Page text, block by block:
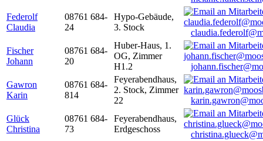
Federolf
Claudia
08761 684-
24
Hypo-Gebäude,
3. Stock
Fischer
Johann
08761 684-
20
Huber-Haus, 1.
OG, Zimmer
H1.2
Gawron
Karin
08761 684-
814
Feyerabendhaus,
2. Stock, Zimmer
22
Glück
Christina
08761 684-
73
Feyerabendhaus,
Erdgeschoss